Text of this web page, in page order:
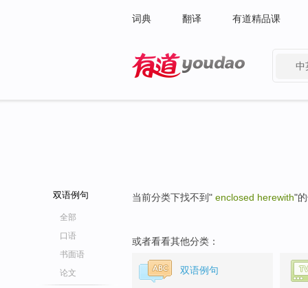
词典 翻译 有道精品课
中
双语例句
全部
口语
书面语
论文
当前分类下找不到" enclosed herewith"的
或者看看其他分类：
双语例句